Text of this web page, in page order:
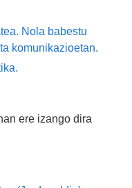
Nola babestu
komunikazioetan.
ere izango dira